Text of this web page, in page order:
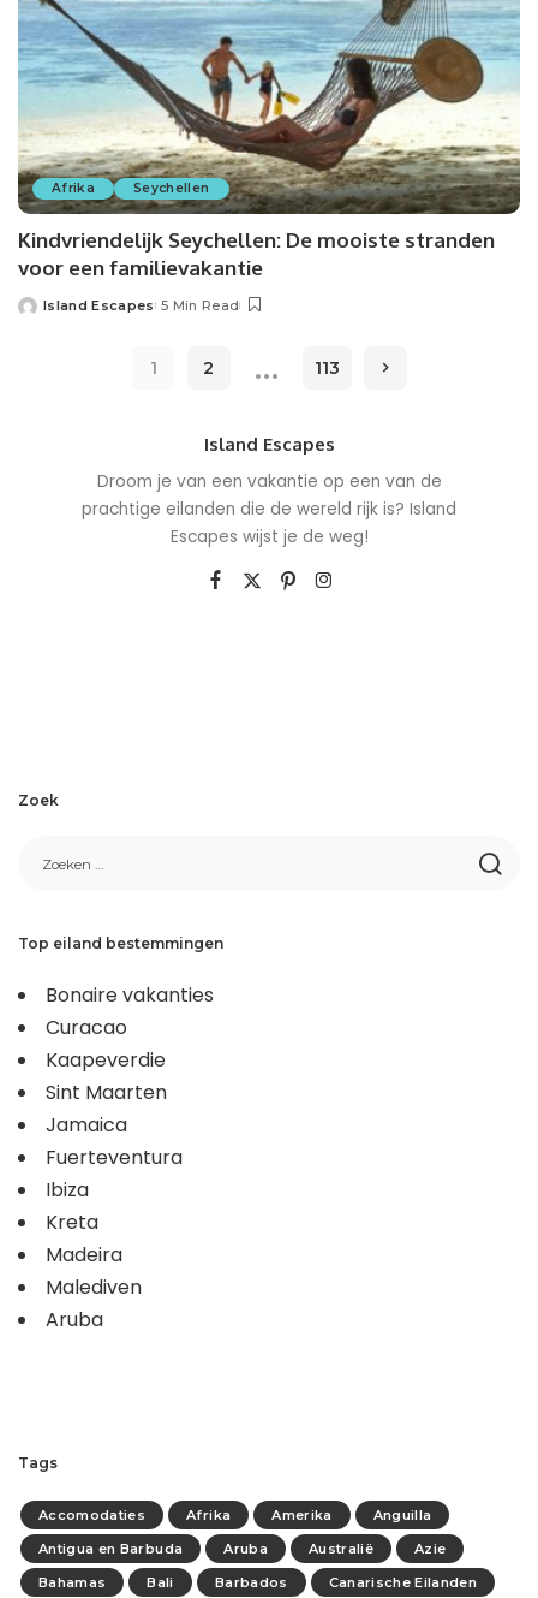
Afrika Seychellen
Kindvriendelijk Seychellen: De mooiste stranden
voor een familievakantie
Posted
Island Escapes 5 Min Read
1 2 … 113
Island Escapes
Droom je van een vakantie op een van de
prachtige eilanden die de wereld rijk is? Island
Escapes wijst je de weg!
Zoek
Top eiland bestemmingen
Bonaire vakanties
Curacao
Kaapeverdie
Sint Maarten
Jamaica
Fuerteventura
Ibiza
Kreta
Madeira
Malediven
Aruba
Tags
Accomodaties Afrika Amerika
Anguilla
Antigua en Barbuda
Aruba Australië
Azie
Bahamas
Bali Barbados
Canarische Eilanden